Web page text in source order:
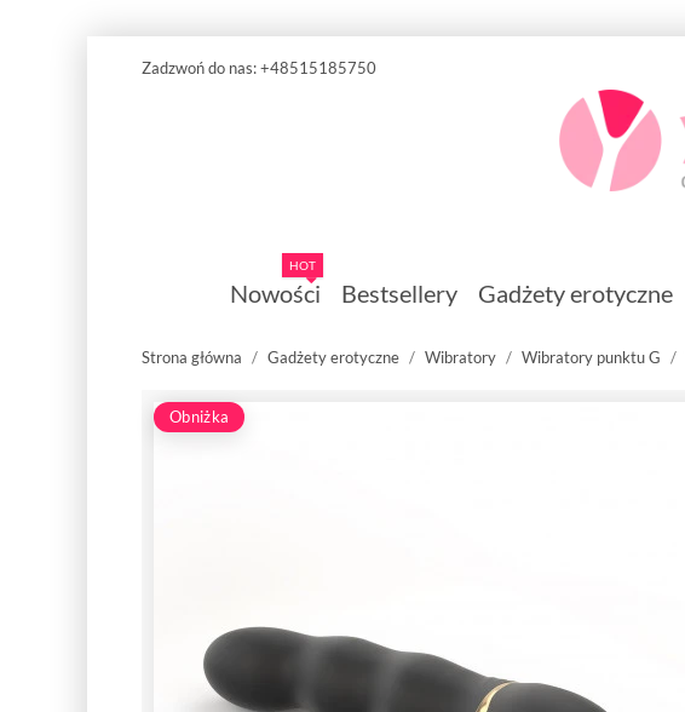
Zadzwoń do nas:+48515185750
Nowości
HOT
Bestsellery Gadżety erotyczne
Strona główna Gadżety erotyczne Wibratory Wibratory punktu G
Obniżka